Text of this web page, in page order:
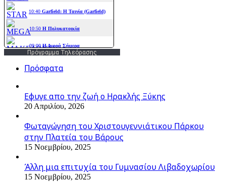
Πρόγραμμα Τηλεόρασης
Πρόσφατα
Εφυγε απο την ζωή o Ηρακλής Ξύκης
20 Απριλίου, 2026
Φωταγώγηση του Χριστουγεννιάτικου Πάρκου
στην Πλατεία του Βάρους
15 Νοεμβρίου, 2025
Άλλη μια επιτυχία του Γυμνασίου Λιβαδοχωρίου
15 Νοεμβρίου, 2025